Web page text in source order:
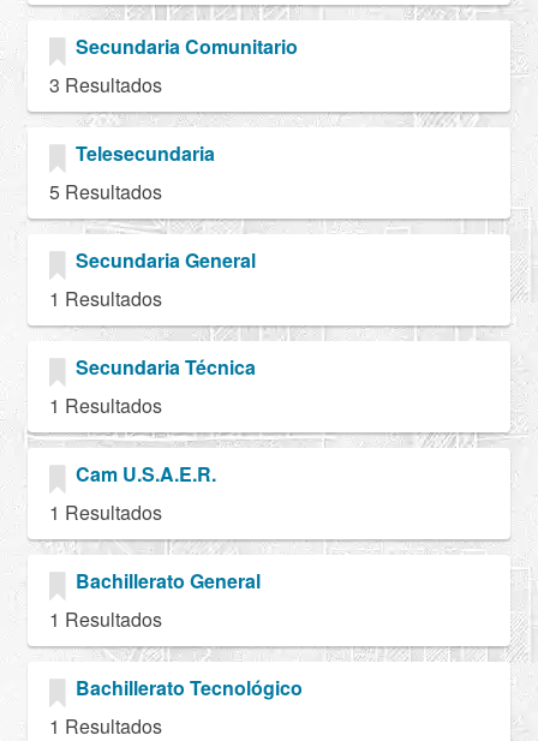
Secundaria Comunitario
3 Resultados
Telesecundaria
5 Resultados
Secundaria General
1 Resultados
Secundaria Técnica
1 Resultados
Cam U.S.A.E.R.
1 Resultados
Bachillerato General
1 Resultados
Bachillerato Tecnológico
1 Resultados